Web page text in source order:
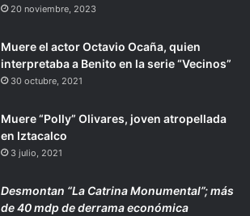
20 noviembre, 2023
Muere el actor Octavio Ocaña, quien
interpretaba a Benito en la serie “Vecinos”
30 octubre, 2021
Muere “Polly” Olivares, joven atropellada
en Iztacalco
3 julio, 2021
Desmontan “La Catrina Monumental”; más
de 40 mdp de derrama económica